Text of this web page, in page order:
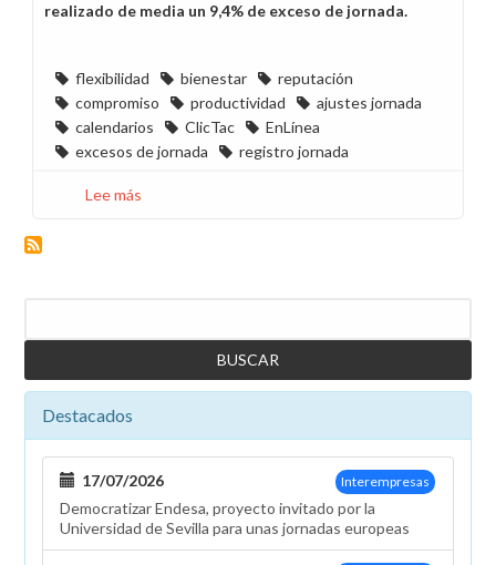
realizado de media un 9,4% de exceso de jornada.
flexibilidad bienestar
reputación
compromiso
productividad
ajustes jornada
calendarios
ClicTac
EnLínea
excesos de jornada
registro jornada
Lee más
reuniones
calendarios
2026
en
todos
los
territorios
Destacados
Interempresas
17/07/2026
Democratizar Endesa, proyecto invitado por la
Universidad de Sevilla para unas jornadas europeas